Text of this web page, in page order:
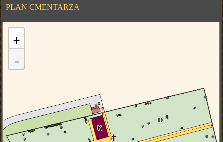
PLAN CMENTARZA
+
-